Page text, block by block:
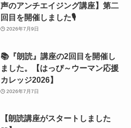
声のアンチエイジング講座】第二
回目を開催しました🎙
2026年7月9日
📚『朗読』講座の2回目を開催し
ました。【はっぴ～ウーマン応援
カレッジ2026】
2026年7月7日
【朗読講座がスタートしました